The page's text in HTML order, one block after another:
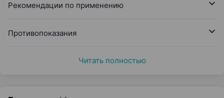
Рекомендации по применению
Противопоказания
Читать полностью